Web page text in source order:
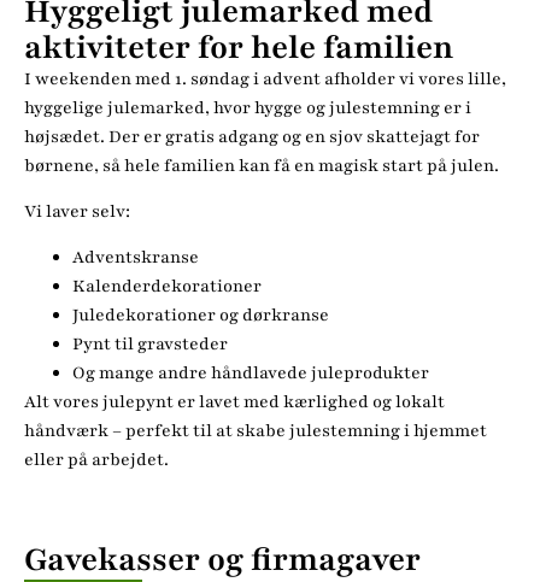
Hyggeligt julemarked med
aktiviteter for hele familien
I weekenden med 1. søndag i advent afholder vi vores lille,
hyggelige julemarked, hvor hygge og julestemning er i
højsædet. Der er gratis adgang og en sjov skattejagt for
børnene, så hele familien kan få en magisk start på julen.
Vi laver selv:
Adventskranse
Kalenderdekorationer
Juledekorationer og dørkranse
Pynt til gravsteder
Og mange andre håndlavede juleprodukter
Alt vores julepynt er lavet med kærlighed og lokalt
håndværk – perfekt til at skabe julestemning i hjemmet
eller på arbejdet.
Gavekasser og firmagaver